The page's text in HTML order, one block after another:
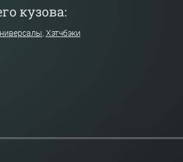
кузова:
, Хэтчбэки